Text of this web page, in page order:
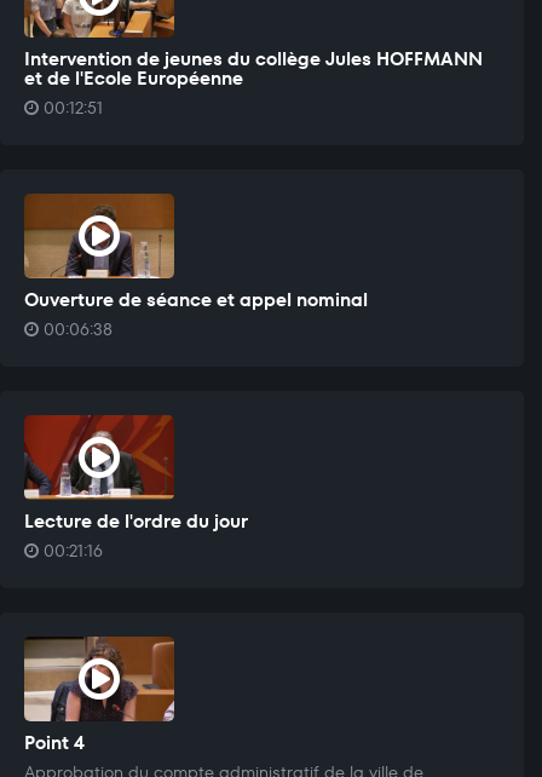
Intervention de jeunes du collège Jules HOFFMANN
et de l'Ecole Européenne
00:12:51
Ouverture de séance et appel nominal
00:06:38
Lecture de l'ordre du jour
00:21:16
Point 4
Approbation du compte administratif de la ville de